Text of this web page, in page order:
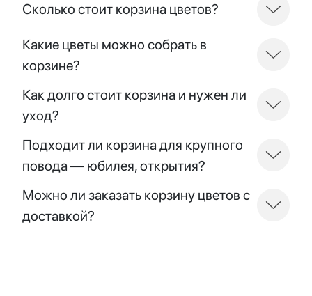
Сколько стоит корзина цветов?
Какие цветы можно собрать в
корзине?
Как долго стоит корзина и нужен ли
уход?
Подходит ли корзина для крупного
повода — юбилея, открытия?
Можно ли заказать корзину цветов с
доставкой?